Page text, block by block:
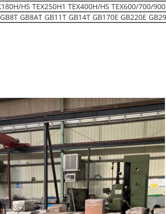
HS TEX250H1 TEX400H/HS TEX600/700/
GB8AT GB11T GB14T GB170E GB220E